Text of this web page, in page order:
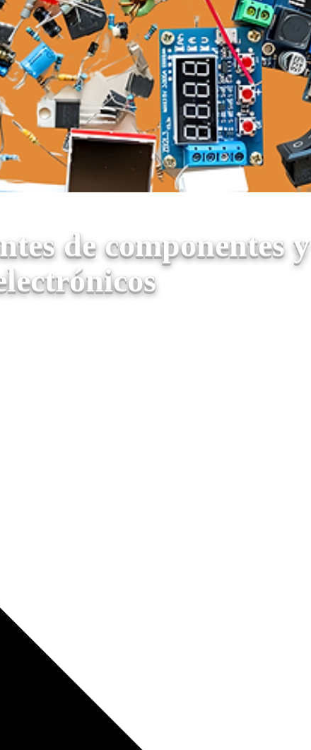
de componentes